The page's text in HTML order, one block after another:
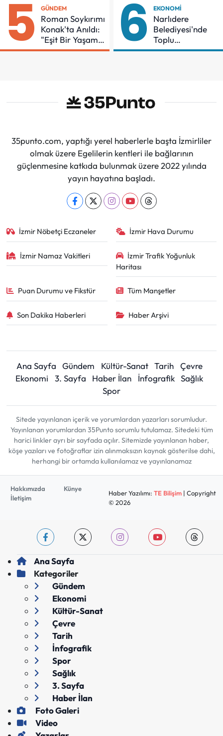
5 GÜNDEM
Roman Soykırımı
Konak'ta Anıldı:
"Eşit Bir Yaşam
İçin Mücadeleyi
6 EKONOMI
Narlıdere
Belediyesi'nde
Toplu
Sözleşmeye
35punto.com, yaptığı yerel haberlerle başta İzmirliler
olmak üzere Egelilerin kentleri ile bağlarının
güçlenmesine katkıda bulunmak üzere 2022 yılında
yayın hayatına başladı.
İzmir Nöbetçi Eczaneler İzmir Hava Durumu
İzmir Namaz Vakitleri
İzmir Trafik Yoğunluk
Haritası
Puan Durumu ve Fikstür Tüm Manşetler
Son Dakika Haberleri Haber Arşivi
Ana Sayfa Gündem Kültür-Sanat Tarih
Çevre
Ekonomi
3. Sayfa Haber İlan İnfografik Sağlık
Spor
Sitede yayınlanan içerik ve yorumlardan yazarları sorumludur.
Yayınlanan yorumlardan 35Punto sorumlu tutulamaz. Sitedeki tüm
harici linkler ayrı bir sayfada açılır. Sitemizde yayınlanan haber,
köşe yazıları ve fotoğraflar izin alınmaksızın kaynak gösterilse dahi,
herhangi bir ortamda kullanılamaz ve yayınlanamaz
Hakkımızda
Künye
İletişim
Haber Yazılımı: TE Bilişim| Copyright
© 2026
Ana Sayfa
Kategoriler
Gündem
Ekonomi
Kültür-Sanat
Çevre
Tarih
İnfografik
Spor
Sağlık
3. Sayfa
Haber İlan
Foto Galeri
Video